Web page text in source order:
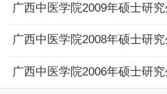
广西中医学院2009年硕士研
广西中医学院2008年硕士研
广西中医学院2006年硕士研